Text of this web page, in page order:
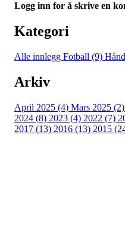
Logg inn for å skrive en
Kategori
Alle innlegg Fotball (9)
Arkiv
April 2025 (4) Mars 2025 (2)
2024 (8) 2023 (4) 2022 (7)
2017 (13) 2016 (13) 2015